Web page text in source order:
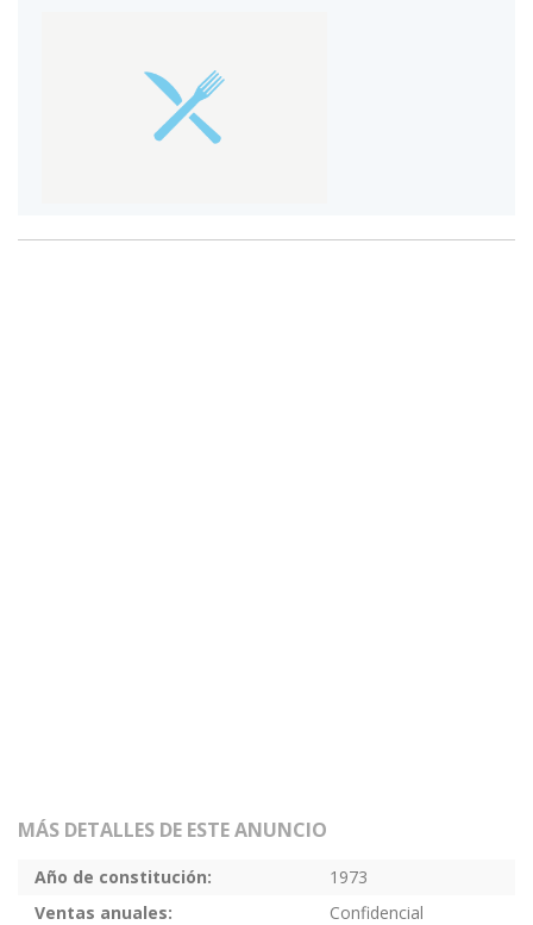
MÁS DETALLES DE ESTE ANUNCIO
Año de constitución:
1973
Ventas anuales:
Confidencial